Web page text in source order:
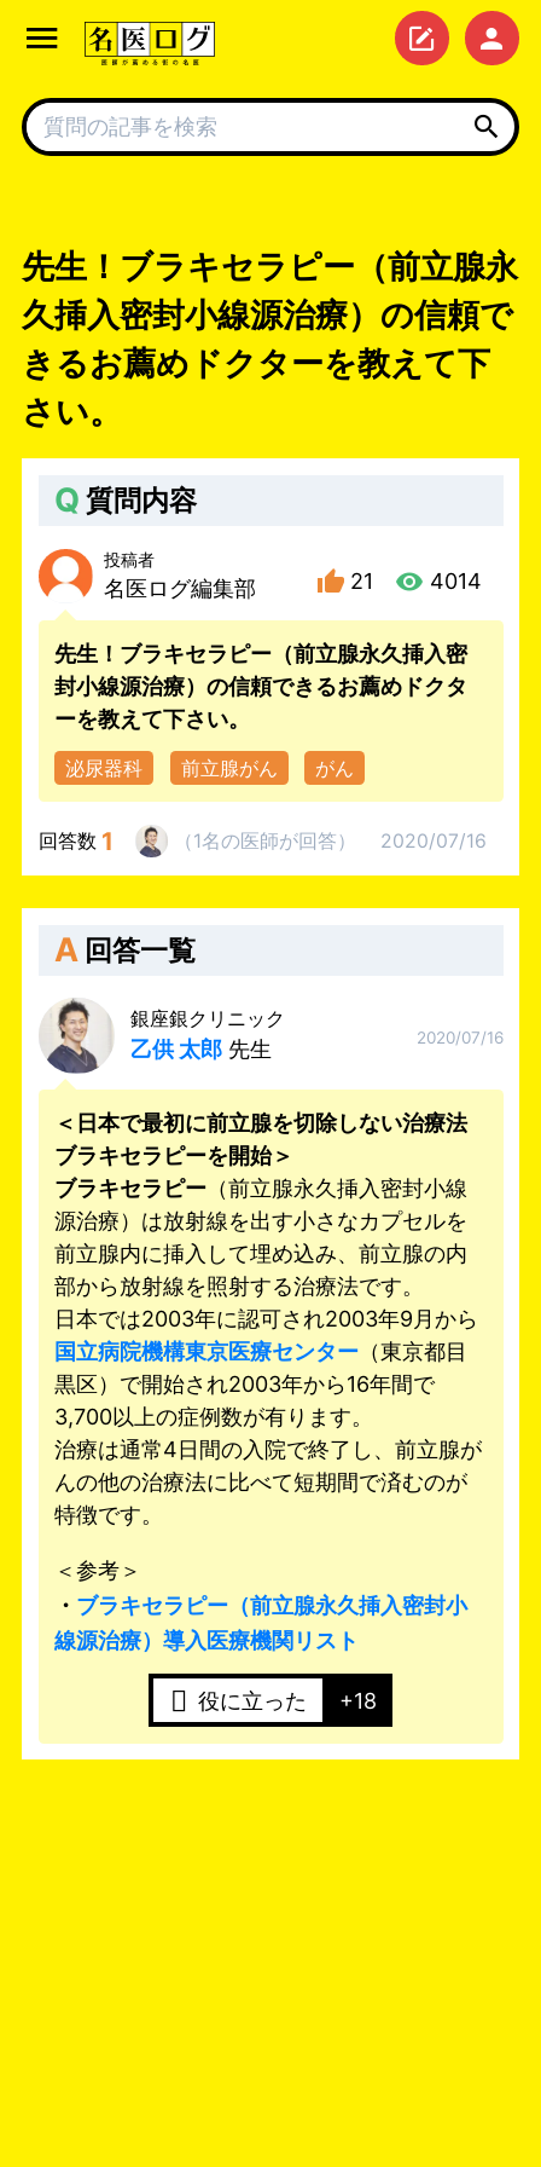
先生！ブラキセラピー（前立腺永
久挿入密封小線源治療）の信頼で
きるお薦めドクターを教えて下
さい。
Q 質問内容
投稿者
名医ログ編集部 21 4014
先生！ブラキセラピー（前立腺永久挿入密
封小線源治療）の信頼できるお薦めドクタ
ーを教えて下さい。
泌尿器科 前立腺がん がん
回答数 1 （1名の医師が回答） 2020/07/16
A 回答一覧
銀座銀クリニック
乙供 太郎 先生 2020/07/16
＜日本で最初に前立腺を切除しない治療法
ブラキセラピーを開始＞
ブラキセラピー （前立腺永久挿入密封小線
源治療）は放射線を出す小さなカプセルを
前立腺内に挿入して埋め込み、前立腺の内
部から放射線を照射する治療法です。
日本では2003年に認可され2003年9月から
国立病院機構東京医療センター （東京都目
黒区）で開始され2003年から16年間で
3,700以上の症例数が有ります。
治療は通常4日間の入院で終了し、前立腺が
んの他の治療法に比べて短期間で済むのが
特徴です。
＜参考＞
・ ブラキセラピー（前立腺永久挿入密封小
線源治療）導入医療機関リスト
役に立った +18